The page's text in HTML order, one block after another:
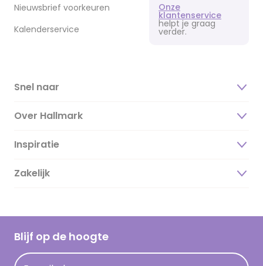
Nieuwsbrief voorkeuren
Kalenderservice
Onze
klantenservice
helpt je graag
verder.
Snel naar
Over Hallmark
Over ons
Duurzaamheid
Hallmark Kaartclub
Acties
Inspiratie
Magazine
Cadeau inspiratie
Kaartinspiratie
Zakelijk
Blijf op de hoogte